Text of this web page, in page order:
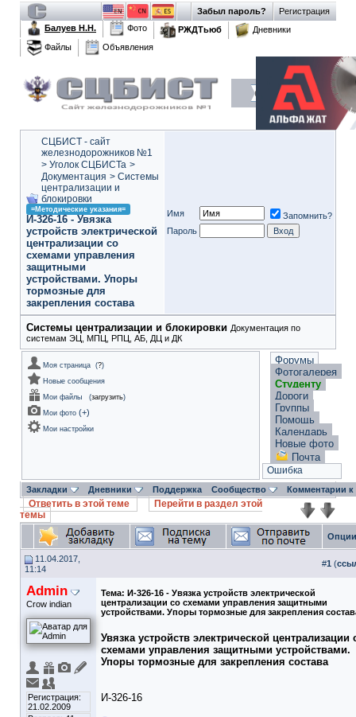
Регистрация
Забыл пароль?
Балуев Н.Н.
Фото РЖДТьюб
Дневники
Файлы
Объявления
СЦБИСТ - сайт
железнодорожников №1
> Уголок СЦБИСТа >
Документация > Системы
централизации и
блокировки
=Методические указания=
И-326-16 - Увязка
устройств электрической
централизации со
схемами управления
защитными
устройствами. Упоры
тормозные для
закрепления состава
Имя
Запомнить?
Пароль
Системы централизации и блокировки Документация по
системам ЭЦ, МПЦ, РПЦ, АБ, ДЦ и ДК
Моя страница (?)
Новые сообщения
Мои файлы
(загрузить)
Мои фото (+)
Мои настройки
Форумы
Фотогалерея
Студенту
Дороги
Группы
Помощь
Календарь
Новые фото
Почта
Ошибка
Закладки Дневники Поддержка Сообщество Комментарии
Ответить в этой теме
Перейти в раздел этой
темы
11.04.2017,
11:14
#1 (
Admin
Crow indian
Регистрация:
21.02.2009
Тема: И-326-16 - Увязка устройств электрической
централизации со схемами управления защитными
устройствами. Упоры тормозные для закрепления
Увязка устройств электрической централизации
схемами управления защитными устройствами.
Упоры тормозные для закрепления состава
И-326-16